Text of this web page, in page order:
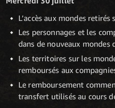
L’accès aux mondes retirés
Les personnages et les
dans de nouveaux mondes
Les territoires sur les
remboursés aux
Le remboursement
transfert utilisés au cours